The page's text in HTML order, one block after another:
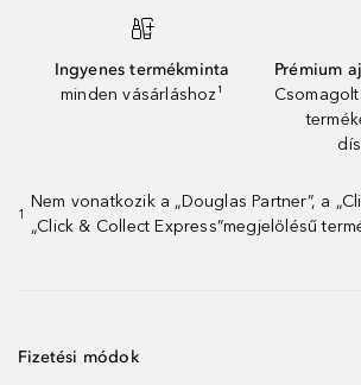
Ingyenes termékminta
minden vásárláshoz¹
Prémium
1
Nem vonatkozik a „Douglas Partner”, a
„Click & Collect Express”megjelölésű
Fizetési módok